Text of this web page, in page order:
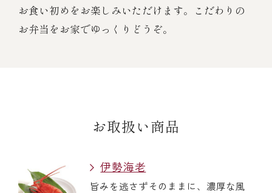
お食い初めをお楽しみいただけます。こだわりの
お弁当をお家でゆっくりどうぞ。
お取扱い商品
伊勢海老
旨みを逃さずそのままに、濃厚な風